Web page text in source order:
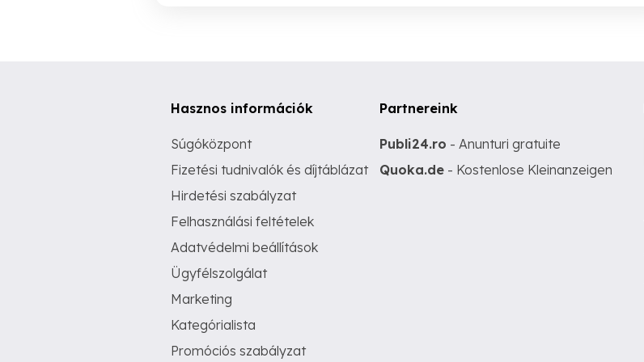
Hasznos információk
Súgóközpont
Fizetési tudnivalók és díjtáblázat
Hirdetési szabályzat
Felhasználási feltételek
Adatvédelmi beállítások
Ügyfélszolgálat
Marketing
Kategórialista
Promóciós szabályzat
Partnereink
Publi24.ro - Anunturi gratuite
Quoka.de - Kostenlose Kleinanzeigen